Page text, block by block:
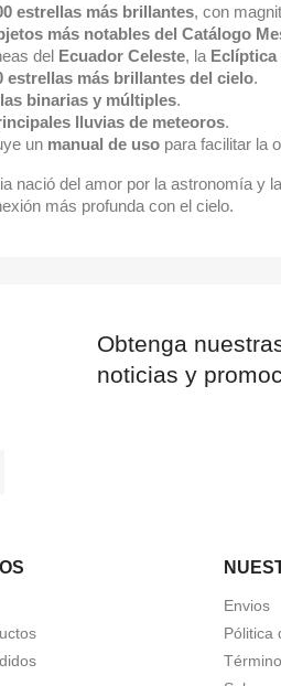
estrellas más brillantes, con
más notables del Catálogo
del Ecuador Celeste, la Eclíptica
estrellas más brillantes del cielo.
binarias y múltiples.
lluvias de meteoros.
un manual de uso para facilitar la
nació del amor por la astronomía y
más profunda con el cielo.
Obtenga
noticias y
Envios
Pólitica